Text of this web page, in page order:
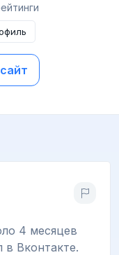
4 месяцев
в Вконтакте.